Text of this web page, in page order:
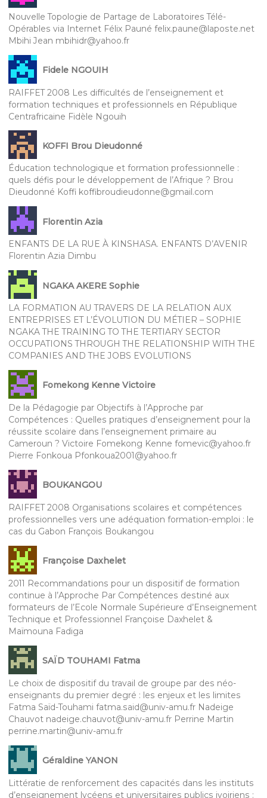
Nouvelle Topologie de Partage de Laboratoires Télé-
Opérables via Internet Félix Pauné felix.paune@laposte.net
Mbihi Jean mbihidr@yahoo.fr
Fidele NGOUIH
RAIFFET 2008 Les difficultés de l’enseignement et
formation techniques et professionnels en République
Centrafricaine Fidèle Ngouih
KOFFI Brou Dieudonné
Éducation technologique et formation professionnelle :
quels défis pour le développement de l’Afrique ? Brou
Dieudonné Koffi koffibroudieudonne@gmail.com
Florentin Azia
ENFANTS DE LA RUE À KINSHASA. ENFANTS D’AVENIR
Florentin Azia Dimbu
NGAKA AKERE Sophie
LA FORMATION AU TRAVERS DE LA RELATION AUX
ENTREPRISES ET L’ÉVOLUTION DU MÉTIER – SOPHIE
NGAKA THE TRAINING TO THE TERTIARY SECTOR
OCCUPATIONS THROUGH THE RELATIONSHIP WITH THE
COMPANIES AND THE JOBS EVOLUTIONS
Fomekong Kenne Victoire
De la Pédagogie par Objectifs à l’Approche par
Compétences : Quelles pratiques d’enseignement pour la
réussite scolaire dans l’enseignement primaire au
Cameroun ? Victoire Fomekong Kenne fomevic@yahoo.fr
Pierre Fonkoua Pfonkoua2001@yahoo.fr
BOUKANGOU
RAIFFET 2008 Organisations scolaires et compétences
professionnelles vers une adéquation formation-emploi : le
cas du Gabon François Boukangou
Françoise Daxhelet
2011 Recommandations pour un dispositif de formation
continue à l’Approche Par Compétences destiné aux
formateurs de l’Ecole Normale Supérieure d’Enseignement
Technique et Professionnel Françoise Daxhelet &
Maïmouna Fadiga
SAÏD TOUHAMI Fatma
Le choix de dispositif du travail de groupe par des néo-
enseignants du premier degré : les enjeux et les limites
Fatma Saïd-Touhami fatma.said@univ-amu.fr Nadeige
Chauvot nadeige.chauvot@univ-amu.fr Perrine Martin
perrine.martin@univ-amu.fr
Géraldine YANON
Littératie de renforcement des capacités dans les instituts
d’enseignement lycéens et universitaires publics ivoiriens :